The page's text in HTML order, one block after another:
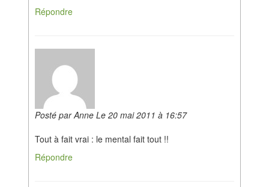
Répondre
Posté par Anne Le 20 mai 2011 à 16:57
Tout à fait vrai : le mental fait tout !!
Répondre